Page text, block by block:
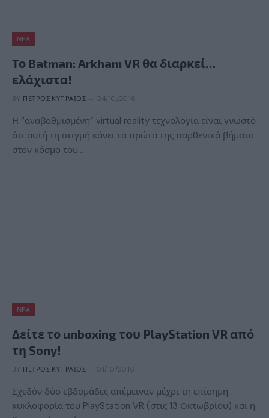
ΝΈΑ
Το Batman: Arkham VR θα διαρκεί…
ελάχιστα!
BY ΠΈΤΡΟΣ ΚΥΠΡΑΊΟΣ 04/10/2016
Η “αναβαθμισμένη” virtual reality τεχνολογία είναι γνωστό
ότι αυτή τη στιγμή κάνει τα πρώτα της παρθενικά βήματα
στον κόσμο του…
ΝΈΑ
Δείτε το unboxing του PlayStation VR από
τη Sony!
BY ΠΈΤΡΟΣ ΚΥΠΡΑΊΟΣ 01/10/2016
Σχεδόν δύο εβδομάδες απέμειναν μέχρι τη επίσημη
κυκλοφορία του PlayStation VR (στις 13 Οκτωβρίου) και η